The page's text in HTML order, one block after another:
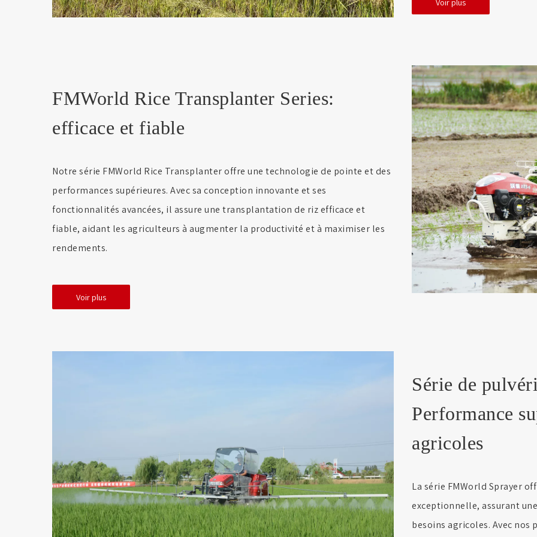
FMWorld Rice Transplanter Series:
efficace et fiable
Notre série FMWorld Rice Transplanter offre une technologie de pointe et des
performances supérieures. Avec sa conception innovante et ses
fonctionnalités avancées, il assure une transplantation de riz efficace et
fiable, aidant les agriculteurs à augmenter la productivité et à maximiser les
rendements.
Voir plus
Série de
Performance
agricoles
La série FMWorld Sprayer
exceptionnelle, assurant
besoins agricoles. Avec nos